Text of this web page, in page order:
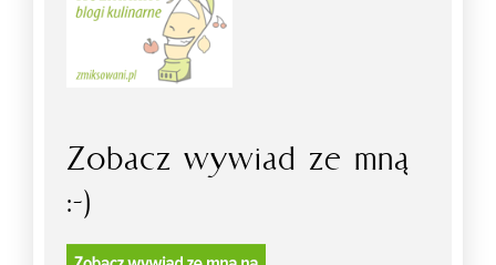
Zobacz wywiad ze mną
:-)